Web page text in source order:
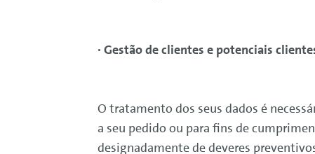
· Gestão de clientes e potenciais
O tratamento dos seus dados é
a seu pedido ou para fins de
designadamente de deveres